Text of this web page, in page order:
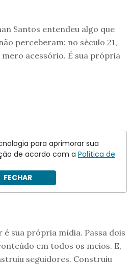
Santos entendeu algo que
perceberam: no século 21,
acessório. É sua própria
sua própria mídia. Passa dois
em todos os meios. E,
seguidores. Construiu
para aprimorar sua
de acordo com a Política de
FECHAR